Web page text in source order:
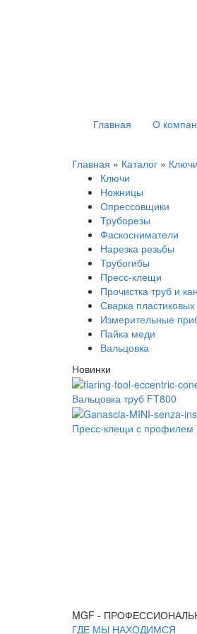
Главная О
Главная » Каталог » Ключи
Ключи
Ножницы
Опрессовщики
Труборезы
Фаскосниматели
Нарезка резьбы
Трубогибы
Пресс-клещи
Прочистка труб и
Сварка пластиковых
Измерительные
Пайка меди
Вальцовка
Новинки
Вальцовка труб FT800
Пресс-клещи с профилем
MGF -
ГДЕ МЫ НАХОДИМСЯ